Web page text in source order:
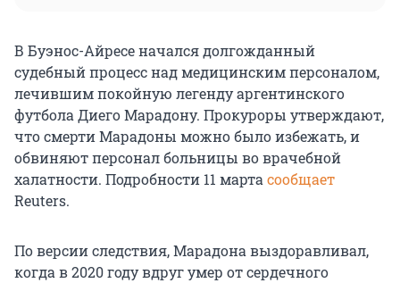
В Буэнос-Айресе начался долгожданный
судебный процесс над медицинским персоналом,
лечившим покойную легенду аргентинского
футбола Диего Марадону. Прокуроры утверждают,
что смерти Марадоны можно было избежать, и
обвиняют персонал больницы во врачебной
халатности. Подробности 11 марта сообщает
Reuters.
По версии следствия, Марадона выздоравливал,
когда в 2020 году вдруг умер от сердечного